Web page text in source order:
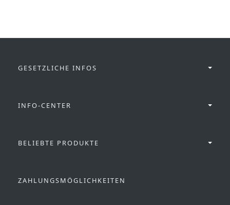
GESETZLICHE INFOS
INFO-CENTER
BELIEBTE PRODUKTE
ZAHLUNGSMÖGLICHKEITEN